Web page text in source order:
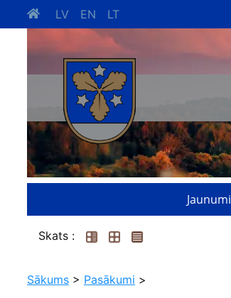
LV EN LT
Jaunumi
Skats :
Sākums > Pasākumi >